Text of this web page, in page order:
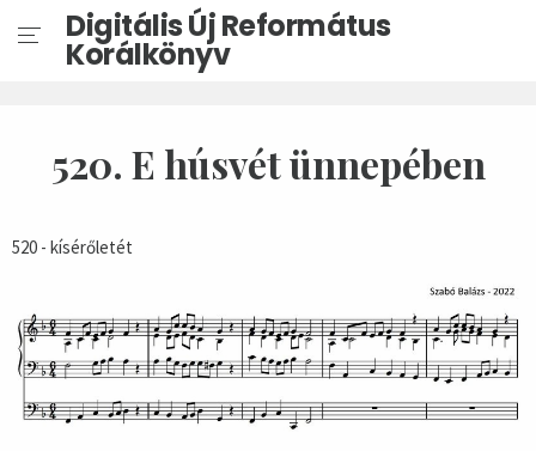
Digitális Új Református
Korálkönyv
520. E húsvét ünnepében
520 - kísérőletét